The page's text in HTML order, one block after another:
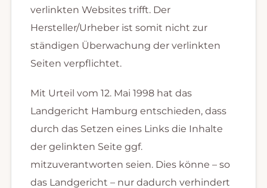
verlinkten Websites trifft. Der
Hersteller/Urheber ist somit nicht zur
ständigen Überwachung der verlinkten
Seiten verpflichtet.
Mit Urteil vom 12. Mai 1998 hat das
Landgericht Hamburg entschieden, dass
durch das Setzen eines Links die Inhalte
der gelinkten Seite ggf.
mitzuverantworten seien. Dies könne – so
das Landgericht – nur dadurch verhindert